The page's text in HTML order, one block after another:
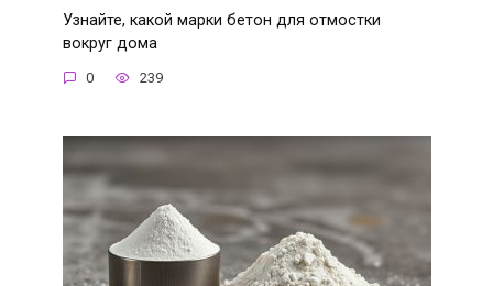
Узнайте, какой марки бетон для отмостки
вокруг дома
0 239